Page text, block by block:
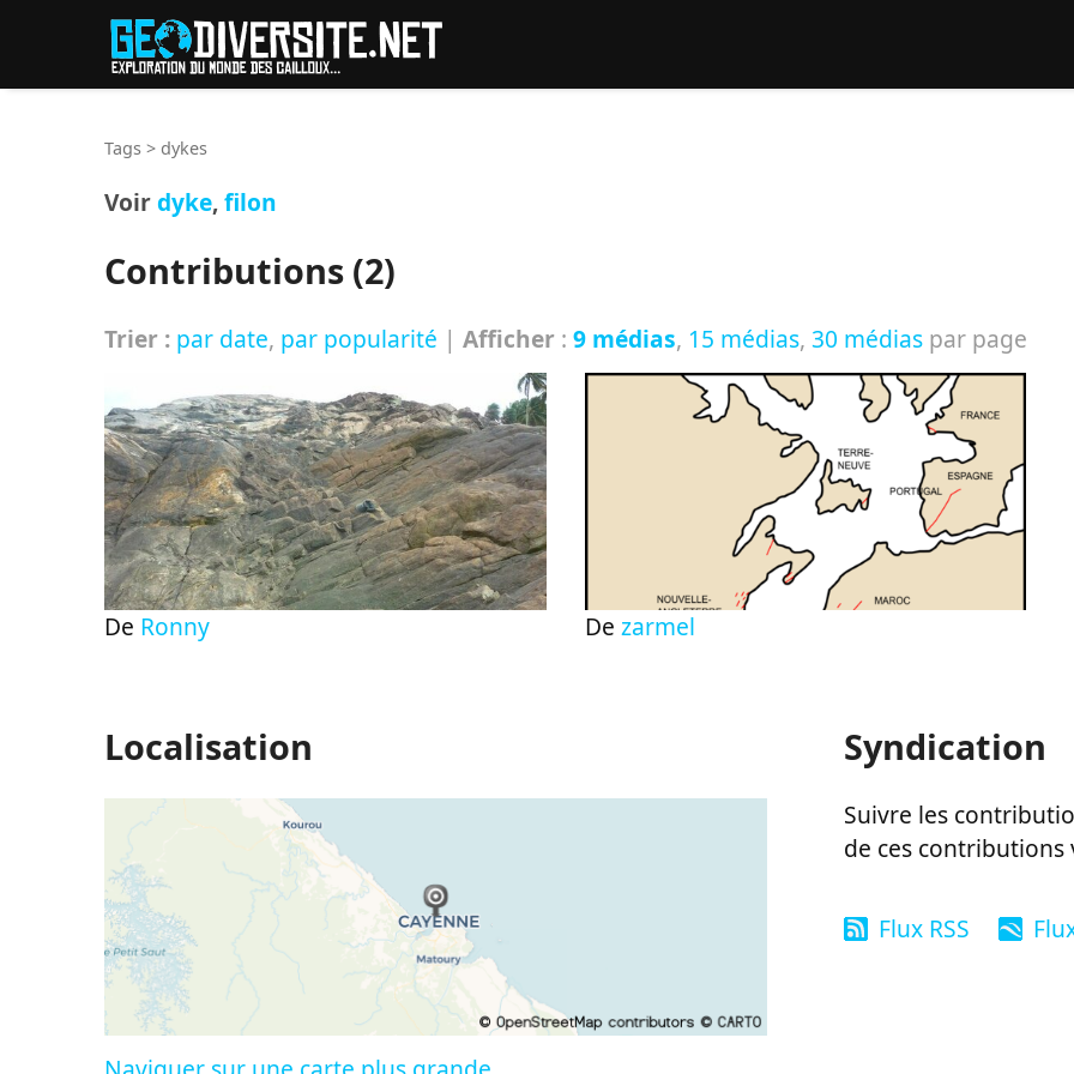
Tags > dykes
Voirdyke,filon
Contributions (2)
Trier : par date, par popularité | Afficher : 9 médias, 15 médias, 30 médias par page
De Ronny De zarmel
Localisation Syndication
Suivre les
de ces
Flux RSS